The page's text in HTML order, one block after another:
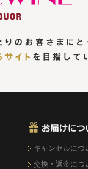
キャンセルにつ
交換・返金につ